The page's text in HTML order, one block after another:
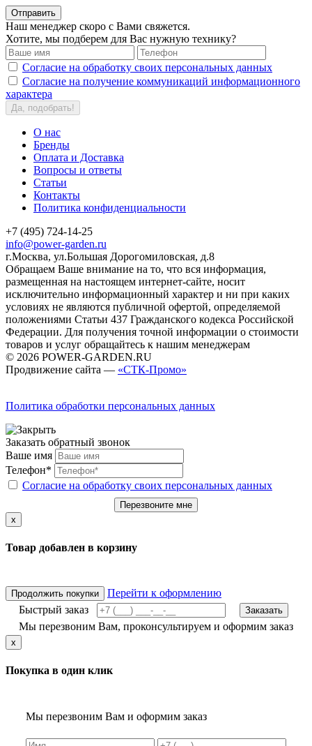
Отправить
Наш менеджер скоро с Вами свяжется.
Хотите, мы подберем для Вас нужную технику?
Согласие на обработку своих персональных данных
Согласие на получение коммуникаций информационного
характера
Да, подобрать!
О нас
Бренды
Оплата и Доставка
Вопросы и ответы
Статьи
Контакты
Политика конфиденциальности
+7 (495) 724-14-25
info@power-garden.ru
г.Москва, ул.Большая Дорогомиловская, д.8
Обращаем Ваше внимание на то, что вся информация,
размещенная на настоящем интернет-сайте, носит
исключительно информационный характер и ни при каких
условиях не являются публичной офертой, определяемой
положениями Статьи 437 Гражданского кодекса Российской
Федерации. Для получения точной информации о стоимости
товаров и услуг обращайтесь к нашим менеджерам
© 2026 POWER-GARDEN.RU
Продвижение сайта — «СТК-Промо»
Политика обработки персональных данных
Заказать обратный звонок
Ваше имя
Телефон*
Согласие на обработку своих персональных данных
Перезвоните мне
x
Товар добавлен в корзину
Продолжить покупки
Перейти к оформлению
Быстрый заказ
Заказать
Мы перезвоним Вам, проконсультируем и оформим заказ
x
Покупка в один клик
Мы перезвоним Вам и оформим заказ